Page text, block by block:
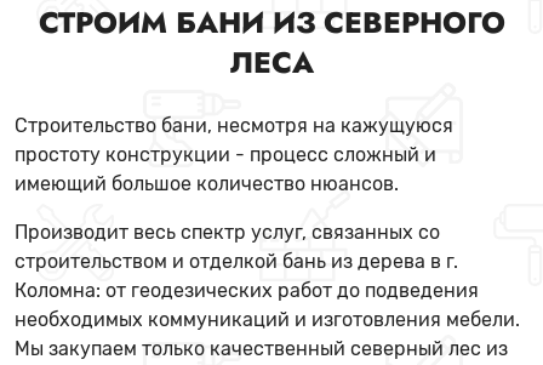
СТРОИМ БАНИ ИЗ СЕВЕРНОГО
ЛЕСА
Строительство бани, несмотря на кажущуюся
простоту конструкции - процесс сложный и
имеющий большое количество нюансов.
Производит весь спектр услуг, связанных со
строительством и отделкой бань из дерева в г.
Коломна: от геодезических работ до подведения
необходимых коммуникаций и изготовления мебели.
Мы закупаем только качественный северный лес из